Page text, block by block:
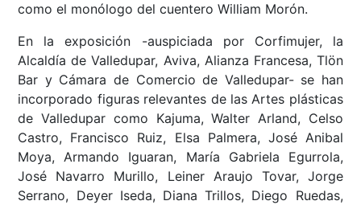
como el monólogo del cuentero William Morón.
En la exposición -auspiciada por Corfimujer, la
Alcaldía de Valledupar, Aviva, Alianza Francesa, Tlön
Bar y Cámara de Comercio de Valledupar- se han
incorporado figuras relevantes de las Artes plásticas
de Valledupar como Kajuma, Walter Arland, Celso
Castro, Francisco Ruiz, Elsa Palmera, José Anibal
Moya, Armando Iguaran, María Gabriela Egurrola,
José Navarro Murillo, Leiner Araujo Tovar, Jorge
Serrano, Deyer Iseda, Diana Trillos, Diego Ruedas,